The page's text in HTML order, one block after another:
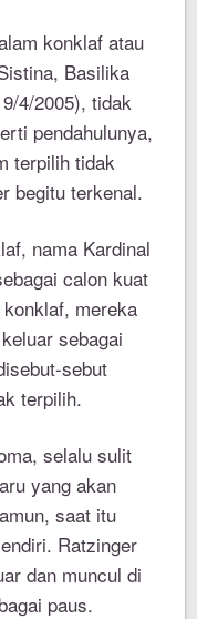
konklaf atau
Basilika
4/2005), tidak
pendahulunya,
terpilih tidak
begitu terkenal.
nama Kardinal
calon kuat
mereka
sebagai
sebut
terpilih.
selalu sulit
yang akan
saat itu
Ratzinger
dan muncul di
paus.